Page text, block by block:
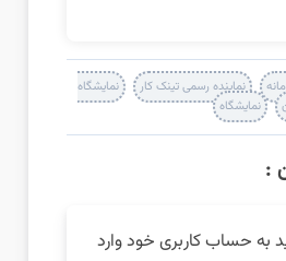
نماینده رسمی تینک کار
نمایشگاه
نمایشگاه
:
به حساب کاربری خود وارد